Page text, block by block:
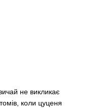
не викликає
коли цуценя